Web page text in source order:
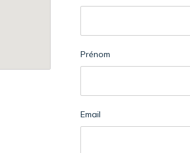
Prénom
Email